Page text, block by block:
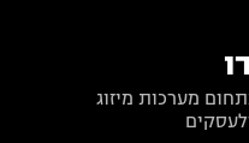
מערכות מיזוג